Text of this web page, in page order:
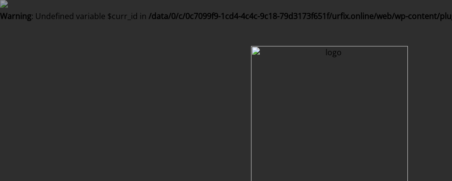
Warning: Undefined variable $curr_id in /data/0/c/0c7099f9-1cd4-4c4c-9c18-79d3173f651f/urfix.online/web/wp-content/